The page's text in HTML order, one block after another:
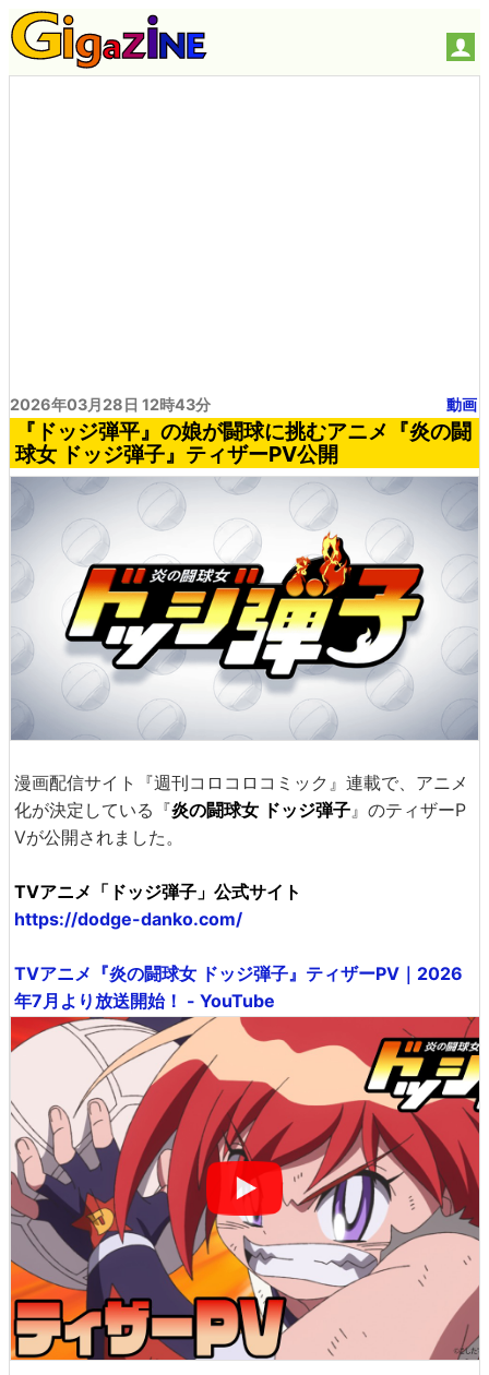
2026年03月28日 12時43分 動画
『ドッジ弾平』の娘が闘球に挑むアニメ『炎の闘
球女 ドッジ弾子』ティザーPV公開
漫画配信サイト『週刊コロコロコミック』連載で、アニメ
化が決定している『炎の闘球女 ドッジ弾子 』のティザーP
Vが公開されました。
TVアニメ「ドッジ弾子」公式サイト
https://dodge-danko.com/
TVアニメ『炎の闘球女 ドッジ弾子』ティザーPV｜2026
年7月より放送開始！ - YouTube